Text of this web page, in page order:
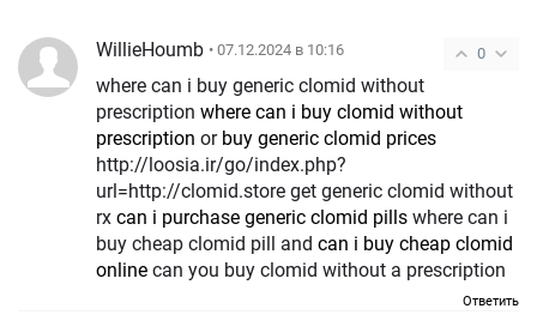
0
WillieHoumb • 07.12.2024 в 10:16
where can i buy generic clomid without
prescription where can i buy clomid without
prescription or buy generic clomid prices
http://loosia.ir/go/index.php?
url=http://clomid.store get generic clomid without
rx can i purchase generic clomid pills where can i
buy cheap clomid pill and can i buy cheap clomid
online can you buy clomid without a prescription
Ответить